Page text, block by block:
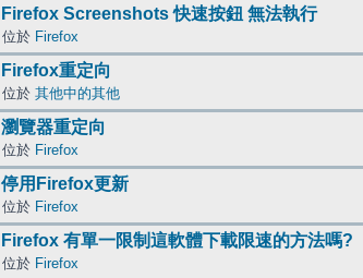
Firefox Screenshots 快速按鈕 無法執行
位於 Firefox
Firefox重定向
位於 其他中的其他
瀏覽器重定向
位於 Firefox
停用Firefox更新
位於 Firefox
Firefox 有單一限制這軟體下載限速的方法嗎?
位於 Firefox